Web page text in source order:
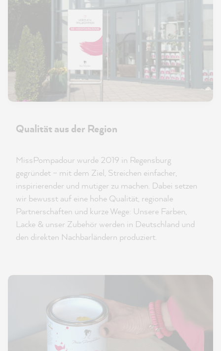
Qualität aus der Region
MissPompadour wurde 2019 in Regensburg
gegründet – mit dem Ziel, Streichen einfacher,
inspirierender und mutiger zu machen. Dabei setzen
wir bewusst auf eine hohe Qualität, regionale
Partnerschaften und kurze Wege: Unsere Farben,
Lacke & unser Zubehör werden in Deutschland und
den direkten Nachbarländern produziert.